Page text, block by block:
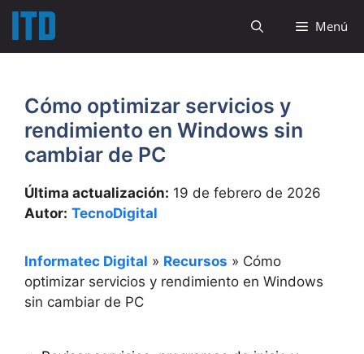
Saltar
contenido
Menú
Cómo optimizar servicios y
rendimiento en Windows sin
cambiar de PC
Última actualización: 19 de febrero de 2026
Autor: TecnoDigital
Informatec Digital » Recursos » Cómo
optimizar servicios y rendimiento en Windows
sin cambiar de PC